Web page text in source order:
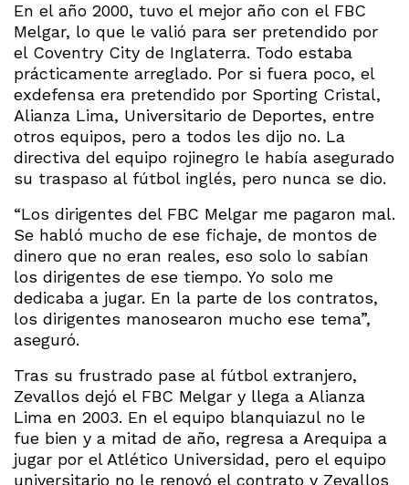
En el año 2000, tuvo el mejor año con el FBC
Melgar, lo que le valió para ser pretendido por
el Coventry City de Inglaterra. Todo estaba
prácticamente arreglado. Por si fuera poco, el
exdefensa era pretendido por Sporting Cristal,
Alianza Lima, Universitario de Deportes, entre
otros equipos, pero a todos les dijo no. La
directiva del equipo rojinegro le había asegurado
su traspaso al fútbol inglés, pero nunca se dio.
“Los dirigentes del FBC Melgar me pagaron mal.
Se habló mucho de ese fichaje, de montos de
dinero que no eran reales, eso solo lo sabían
los dirigentes de ese tiempo. Yo solo me
dedicaba a jugar. En la parte de los contratos,
los dirigentes manosearon mucho ese tema”,
aseguró.
Tras su frustrado pase al fútbol extranjero,
Zevallos dejó el FBC Melgar y llega a Alianza
Lima en 2003. En el equipo blanquiazul no le
fue bien y a mitad de año, regresa a Arequipa a
jugar por el Atlético Universidad, pero el equipo
universitario no le renovó el contrato y Zevallos